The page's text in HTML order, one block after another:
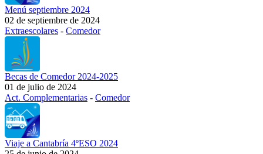
Menú septiembre 2024
02 de septiembre de 2024
Extraescolares - Comedor
Becas de Comedor 2024-2025
01 de julio de 2024
Act. Complementarias - Comedor
Viaje a Cantabría 4ºESO 2024